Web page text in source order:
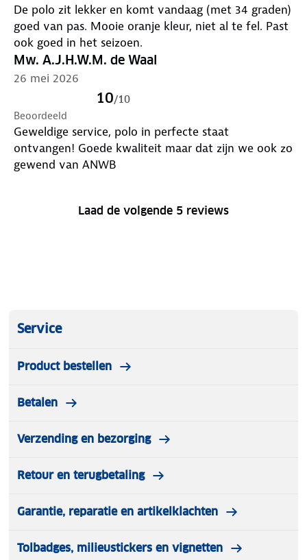
De polo zit lekker en komt vandaag (met 34 graden)
goed van pas. Mooie oranje kleur, niet al te fel. Past
ook goed in het seizoen.
Mw. A.J.H.W.M. de Waal
26 mei 2026
10/10
Beoordeeld
Geweldige service, polo in perfecte staat
ontvangen! Goede kwaliteit maar dat zijn we ook zo
gewend van ANWB
Laad de volgende 5 reviews
Service
Product bestellen
Betalen
Verzending en bezorging
Retour en terugbetaling
Garantie, reparatie en artikelklachten
Tolbadges, milieustickers en vignetten